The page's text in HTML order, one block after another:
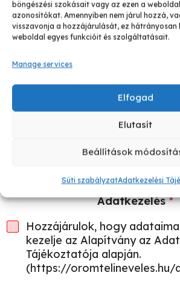
böngészési szokásait vagy az ezen a
azonosítókat. Amennyiben nem járul hozzá,
visszavonja a hozzájárulását, ez
weboldal egyes funkcióit és szolgáltatásait.
Manage services
Elfogad
Elutasít
Beállítások
Süti szabályzatAdatkezelési
Megjegyzés
Bármilyen megjegyzést írhatsz
akkor ide írd be a szervezet
adószámát és az e-mailt, amire
Adatkezelés*
Hozzájárulok, hogy
kezelje az Alapítvány az
Tájékoztatója alapján.
(https://oromtelineveles.hu/